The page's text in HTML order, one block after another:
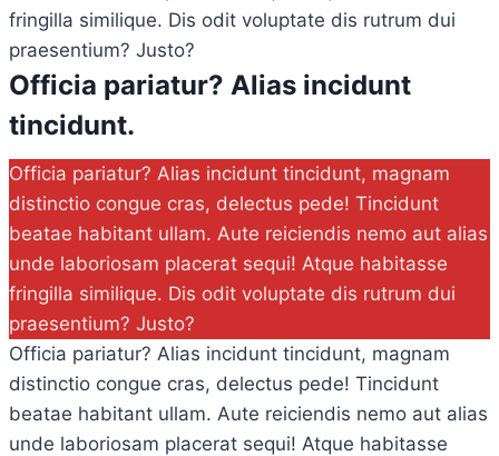
fringilla similique. Dis odit voluptate dis rutrum dui
praesentium? Justo?
Officia pariatur? Alias incidunt
tincidunt.
Officia pariatur? Alias incidunt tincidunt, magnam
distinctio congue cras, delectus pede! Tincidunt
beatae habitant ullam. Aute reiciendis nemo aut alias
unde laboriosam placerat sequi! Atque habitasse
fringilla similique. Dis odit voluptate dis rutrum dui
praesentium? Justo?
Officia pariatur? Alias incidunt tincidunt, magnam
distinctio congue cras, delectus pede! Tincidunt
beatae habitant ullam. Aute reiciendis nemo aut alias
unde laboriosam placerat sequi! Atque habitasse